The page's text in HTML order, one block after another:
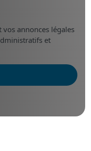
annonces légales
et